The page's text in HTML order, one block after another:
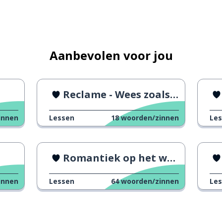
Aanbevolen voor jou
Reclame - Wees zoals je bent
Lessen 18 woorden/zinnen
Romantiek op het werk in Frankrijk
Lessen 64 woorden/zinnen